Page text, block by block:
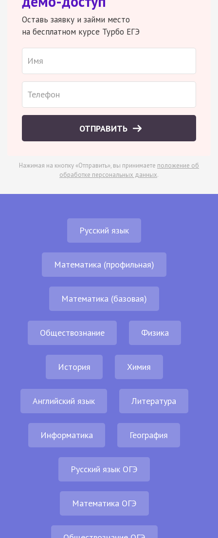
Оставь заявку и займи место
на бесплатном курсе Турбо ЕГЭ
ОТПРАВИТЬ
Нажимая на кнопку «Отправить», вы принимаете положение об
обработке персональных данных.
Русский язык
Математика (профильная)
Математика (базовая)
Обществознание Физика
История Химия
Английский язык Литература
Информатика География
Русский язык ОГЭ
Математика ОГЭ